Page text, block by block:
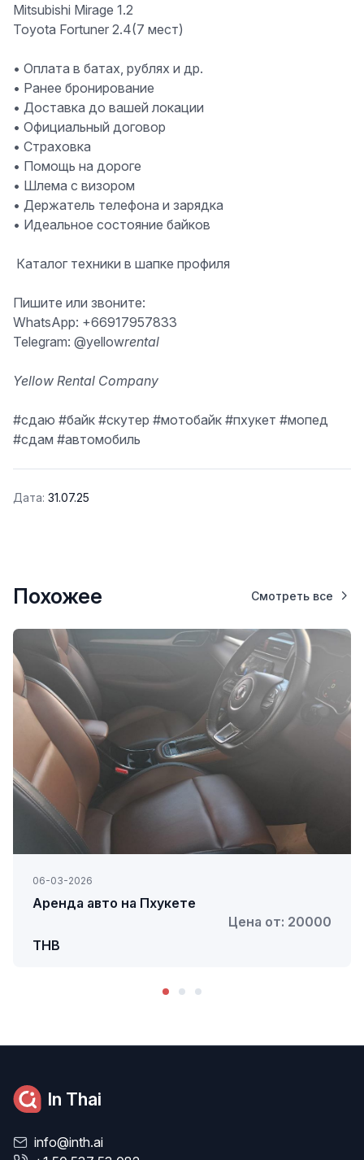
Mitsubishi Mirage 1.2
Toyota Fortuner 2.4(7 мест)
• Оплата в батах, рублях и др.
• Ранее бронирование
• Доставка до вашей локации
• Официальный договор
• Страховка
• Помощь на дороге
• Шлема с визором
• Держатель телефона и зарядка
• Идеальное состояние байков
️ Каталог техники в шапке профиля
Пишите или звоните:
WhatsApp: +66917957833
Telegram: @yellowrental
Yellow Rental Company
#сдаю #байк #скутер #мотобайк #пхукет #мопед
#сдам #автомобиль
Дата: 31.07.25
Похожее Смотреть все
06-03-2026
Аренда авто на Пхукете
Цена от: 20000
THB
In Thai
info@inth.ai